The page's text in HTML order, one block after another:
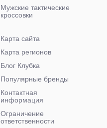
Мужские тактические
кроссовки
Карта сайта
Карта регионов
Блог Клубка
Популярные бренды
Контактная
информация
Ограничение
ответственности